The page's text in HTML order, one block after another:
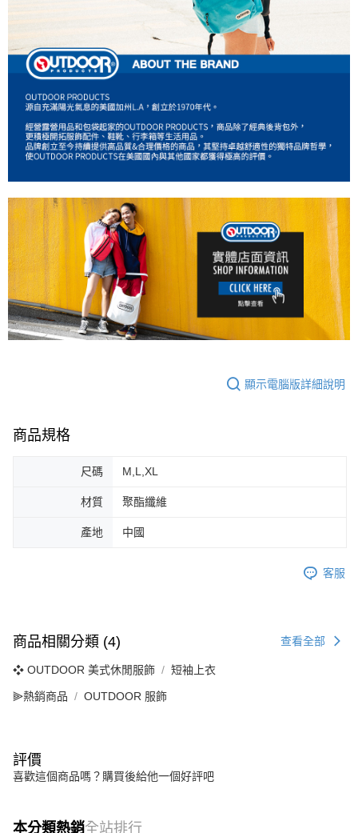
顯示電腦版詳細說明
商品規格
尺碼 M,L,XL
材質 聚酯纖維
產地 中國
客服
商品相關分類 (4) 查看全部
❖ OUTDOOR 美式休閒服飾 短袖上衣
⫸熱銷商品 OUTDOOR 服飾
評價
喜歡這個商品嗎？購買後給他一個好評吧
本分類熱銷全站排行